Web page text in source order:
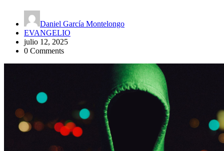
Daniel García Montelongo
EVANGELIO
julio 12, 2025
0 Comments